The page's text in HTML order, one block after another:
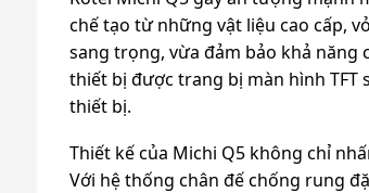
chế tạo từ những vật liệu cao cấp,
sang trọng, vừa đảm bảo khả
thiết bị được trang bị màn hình TFT
thiết bị.
Thiết kế của Michi Q5 không chỉ
Với hệ thống chân đế chống rung